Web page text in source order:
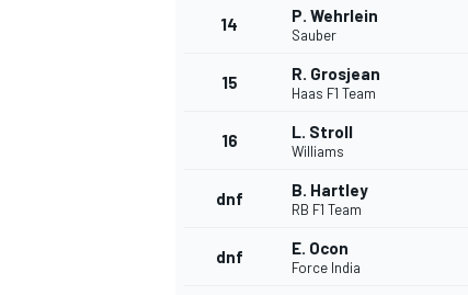
TÜRK SPORCULAR
14 P. Wehrlein
Sauber
15 R. Grosjean
Haas F1 Team
16 L. Stroll
Williams
dnf B. Hartley
RB F1 Team
dnf E. Ocon
Force India